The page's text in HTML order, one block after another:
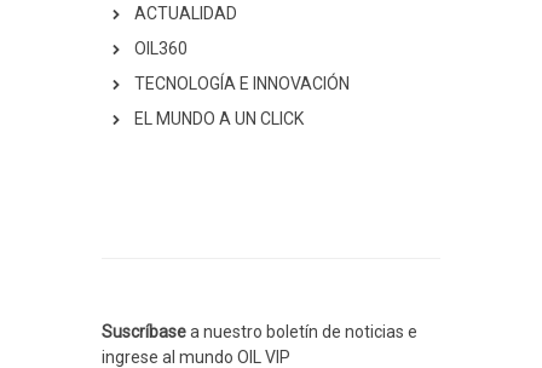
ACTUALIDAD
OIL360
TECNOLOGÍA E INNOVACIÓN
EL MUNDO A UN CLICK
Suscríbasea nuestro boletín de noticias e
ingrese al mundo OIL VIP